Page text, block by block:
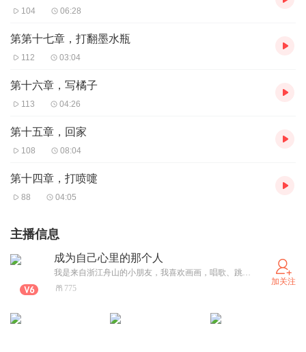
104 06:28
第第十七章，打翻墨水瓶
112 03:04
第十六章，写橘子
113 04:26
第十五章，回家
108 08:04
第十四章，打喷嚏
88 04:05
主播信息
成为自己心里的那个人
我是来自浙江舟山的小朋友，我喜欢画画，唱歌、跳舞，运动、也很喜欢讲故事。希望我的声音和故事可以带给你们欢乐。
775
加关注